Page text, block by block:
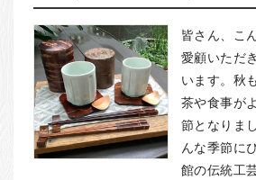
皆さん、こ
愛顧いただ
います。秋
茶や食事が
節となりま
んな季節に
館の伝統工